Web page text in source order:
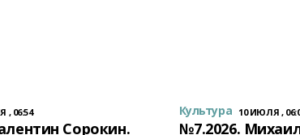
, 06:54
Сорокин.
Культура 10 ИЮЛЯ ,
№7.2026.